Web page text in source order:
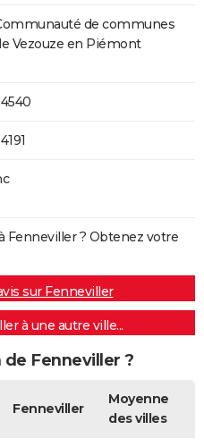
de communes
Vezouze en Piémont
Fenneviller ? Obtenez votre
sur Fenneviller
à une autre ville...
Fenneviller ?
Fenneviller
Moyenne
des villes